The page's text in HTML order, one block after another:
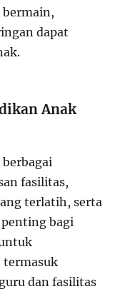
bermain,
dapat
Anak
fasilitas,
terlatih, serta
penting bagi
termasuk
dan fasilitas